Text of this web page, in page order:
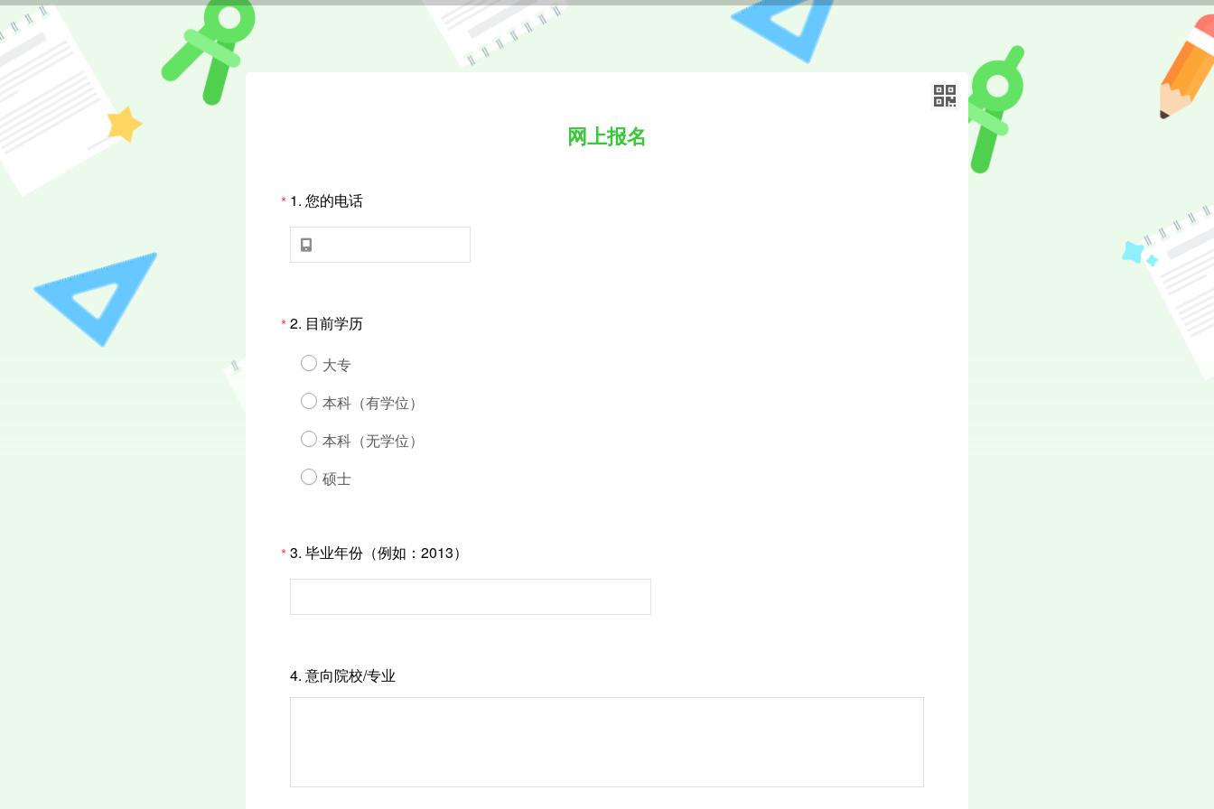
网上报名
* 1. 您的电话

*2. 目前学历
大专
本科（有学位）
本科（无学位）
硕士
*3. 毕业年份（例如：2013）
4. 意向院校/专业